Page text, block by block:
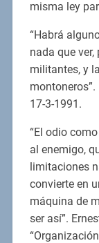
misma ley
“Habrá
nada que
militantes, y
17-3-1991.
“El odio
al enemigo,
limitaciones
convierte en
máquina de
ser así”.